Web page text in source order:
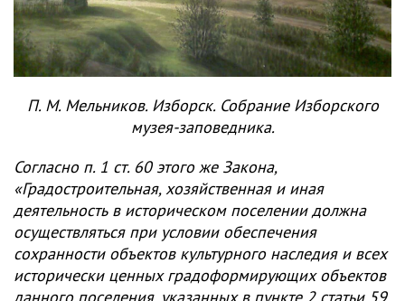
П. М. Мельников. Изборск. Собрание Изборского
музея-заповедника.
Согласно п. 1 ст. 60 этого же Закона,
«Градостроительная, хозяйственная и иная
деятельность в историческом поселении должна
осуществляться при условии обеспечения
сохранности объектов культурного наследия и всех
исторически ценных градоформирующих объектов
данного поселения, указанных в пункте 2 статьи 59